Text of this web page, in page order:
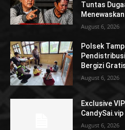
Tuntas
August 6, 2026
Polsek
Bergizi
August 6, 2026
Exclusive
August 6, 2026